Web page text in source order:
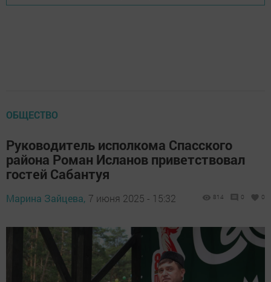
ОБЩЕСТВО
Руководитель исполкома Спасского
района Роман Исланов приветствовал
гостей Сабантуя
Марина Зайцева, 7 июня 2025 - 15:32 814 0 0